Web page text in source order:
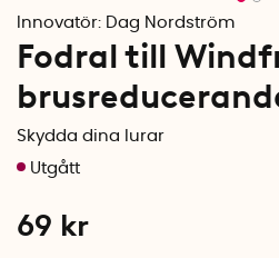
Innovatör: Dag Nordström
Fodral till
Skydda dina lurar
69 kr